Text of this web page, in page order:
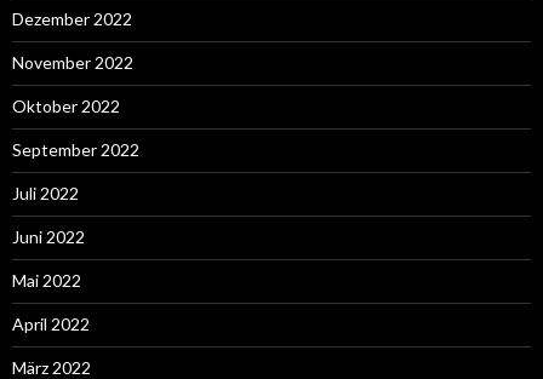
Dezember 2022
November 2022
Oktober 2022
September 2022
Juli 2022
Juni 2022
Mai 2022
April 2022
März 2022